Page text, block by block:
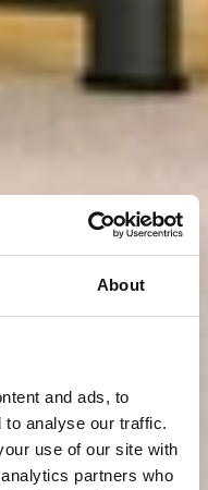
About
and ads, to
to analyse our traffic.
use of our site with
partners who